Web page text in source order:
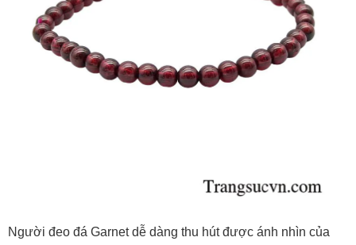
Người đeo đá Garnet dễ dàng thu hút được ánh nhìn của